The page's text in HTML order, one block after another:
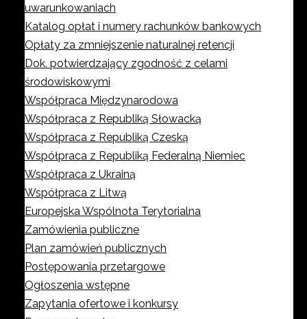
uwarunkowaniach
Katalog opłat i numery rachunków bankowych
Opłaty za zmniejszenie naturalnej retencji
Dok. potwierdzający zgodność z celami
środowiskowymi
Współpraca Międzynarodowa
Współpraca z Republiką Słowacką
Współpraca z Republiką Czeską
Współpraca z Republiką Federalną Niemiec
Współpraca z Ukrainą
Współpraca z Litwą
Europejska Wspólnota Terytorialna
Zamówienia publiczne
Plan zamówień publicznych
Postępowania przetargowe
Ogłoszenia wstępne
Zapytania ofertowe i konkursy